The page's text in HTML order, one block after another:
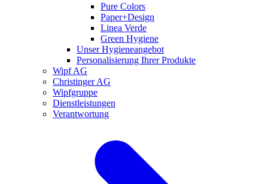
Pure Colors
Paper+Design
Linea Verde
Green Hygiene
Unser Hygieneangebot
Personalisierung Ihrer Produkte
Wipf AG
Christinger AG
Wipfgruppe
Dienstleistungen
Verantwortung